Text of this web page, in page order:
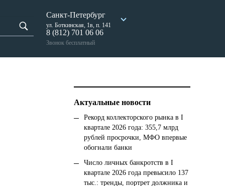
Санкт-Петербург
ул. Боткинская, 1в, п. 141
8 (812) 701 06 06
Звонок бесплатный
Актуальные новости
Рекорд коллекторского рынка в I
квартале 2026 года: 355,7 млрд
рублей просрочки, МФО впервые
обогнали банки
Число личных банкротств в I
квартале 2026 года превысило 137
тыс.: тренды, портрет должника и